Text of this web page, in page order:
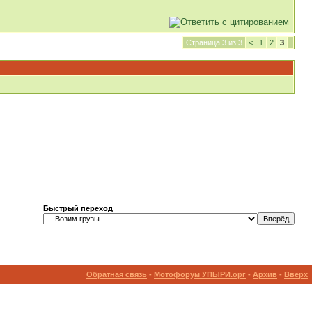
Страница 3 из 3 < 1 2 3
Быстрый переход
Обратная связь - Мотофорум УПЫРИ.орг - Архив - Вверх